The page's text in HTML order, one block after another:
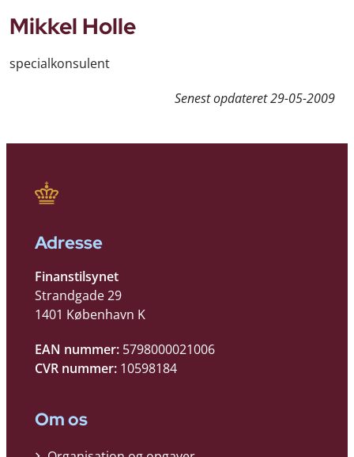
Mikkel Holle
specialkonsulent
Senest opdateret29-05-2009
Adresse
Finanstilsynet
Strandgade 29
1401 København K
EAN nummer: 5798000021006
CVR nummer: 10598184
Om os